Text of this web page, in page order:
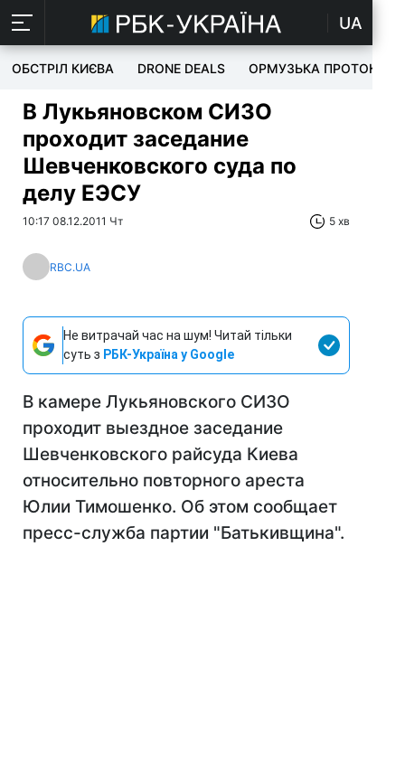
UA
ОБСТРІЛ КИЄВА DRONE DEALS ОРМУЗЬКА ПРОТОКА
В Лукьяновском СИЗО
проходит заседание
Шевченковского суда по
делу ЕЭСУ
10:17 08.12.2011 Чт 5 хв
RBC.UA
Не витрачай час на шум! Читай тільки
суть з РБК-Україна у Google
В камере Лукьяновского СИЗО
проходит выездное заседание
Шевченковского райсуда Киева
относительно повторного ареста
Юлии Тимошенко. Об этом сообщает
пресс-служба партии "Батькивщина".